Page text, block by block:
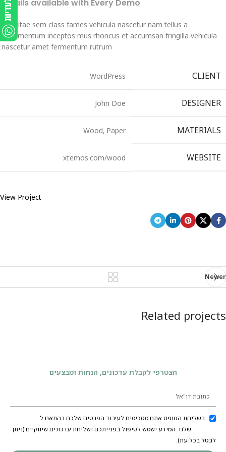
Details available with Every Demo
Hac vitae sem class fames vehicula nascetur nam tellus a
condimentum inceptos mus rhoncus et accumsan fringilla vehicula
nascetur amet fermentum rutrum.
CLIENT
WordPress
DESIGNER
John Doe
MATERIALS
Wood, Paper
WEBSITE
xtemos.com/wood
View Project
Newer
Related projects
הצטרפי לקבלת עדכונים, הנחות ומבצעים
בשליחת הטופס אתם מסכימים לעיבוד הפרטים שלכם בהתאם ל
שלנו. המידע ישמש לטיפול בפנייתכם ושליחת עדכונים שיווקיים (ניתן
לבטל בכל עת).